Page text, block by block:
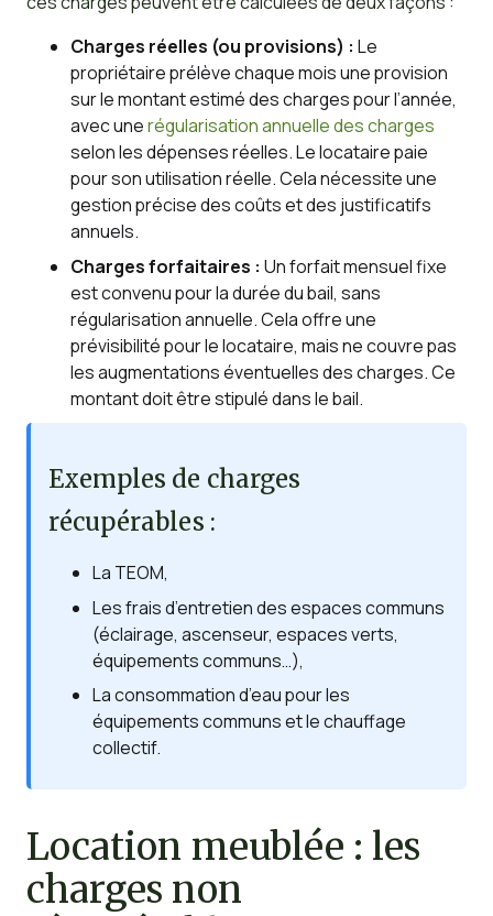
Charges réelles (ou provisions) : Le
propriétaire prélève chaque mois une provision
sur le montant estimé des charges pour l’année,
avec unerégularisation annuelle des charges
selon les dépenses réelles. Le locataire paie
pour son utilisation réelle. Cela nécessite une
gestion précise des coûts et des justificatifs
annuels.
Charges forfaitaires : Un forfait mensuel fixe
est convenu pour la durée du bail, sans
régularisation annuelle. Cela offre une
prévisibilité pour le locataire, mais ne couvre pas
les augmentations éventuelles des charges. Ce
montant doit être stipulé dans le bail.
Exemples de charges
récupérables :
La TEOM,
Les frais d’entretien des espaces communs
(éclairage, ascenseur, espaces verts,
équipements communs…),
La consommation d’eau pour les
équipements communs et le chauffage
collectif.
Location meublée : les
charges non